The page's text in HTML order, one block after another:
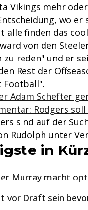
Vikings mehr
wo
alle finden das
von den
zu reden" und er
Rest der
Football".
Adam Schefter
Rodgers
sind auf der
Rudolph unter
in
Murray macht
vor Draft sein